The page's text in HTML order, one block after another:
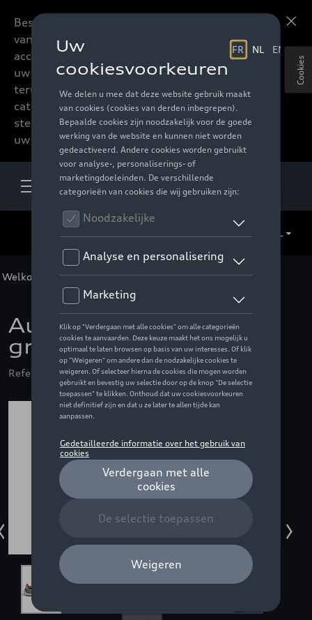
Beste accessoires-lovers,
vanaf nu kan u het hele
accessoire assortiment van
uw favoriete merk
terugvinden in de online
catalogus. Deze kunnen
steeds besteld worden via
uw verdeler.
Welkom Voor u >F1 Collectie >Accessoires > Detail
Audi F1 Fero sneakers,
grijs/zwart - 5,5
Referentie: ZZQ3132605604
Cookies